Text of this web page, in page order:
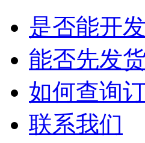
是否能开
能否先发
如何查询
联系我们